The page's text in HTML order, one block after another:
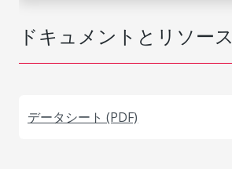
ドキュメントとリソース
データシート (PDF)